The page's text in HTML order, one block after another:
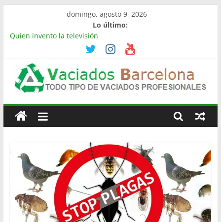
contenido
domingo, agosto 9, 2026
Lo último:
Quien invento la televisión
Limpieza de naves industriales en Barcelona | Retirada,
Vaciado de naves industriales en Rubí | Referencia
Vaciamos Masías
Vaciamos Masías: vaciado de pisos, locales, naves y
La televisión más cara del mundo
Vaciado
Pisos
Barcelona
Todo
Tipo
de
Vaciados